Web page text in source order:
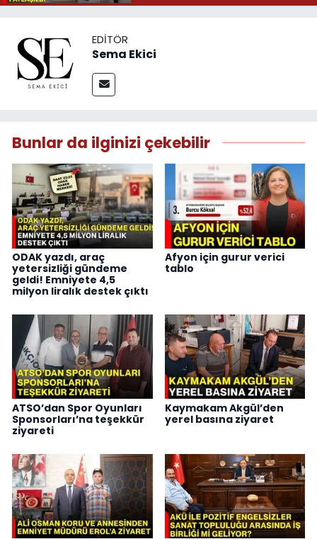
EDITÖR
Sema Ekici
Bunlar da ilginizi çekebilir
ODAK yazdı, araç
yetersizliği gündeme
geldi! Emniyete 4,5
milyon liralık destek çıktı
Afyon için gurur verici
tablo
ATSO’dan Spor Oyunları
Sponsorları’na teşekkür
ziyareti
Kaymakam Akgül’den
yerel basına ziyaret